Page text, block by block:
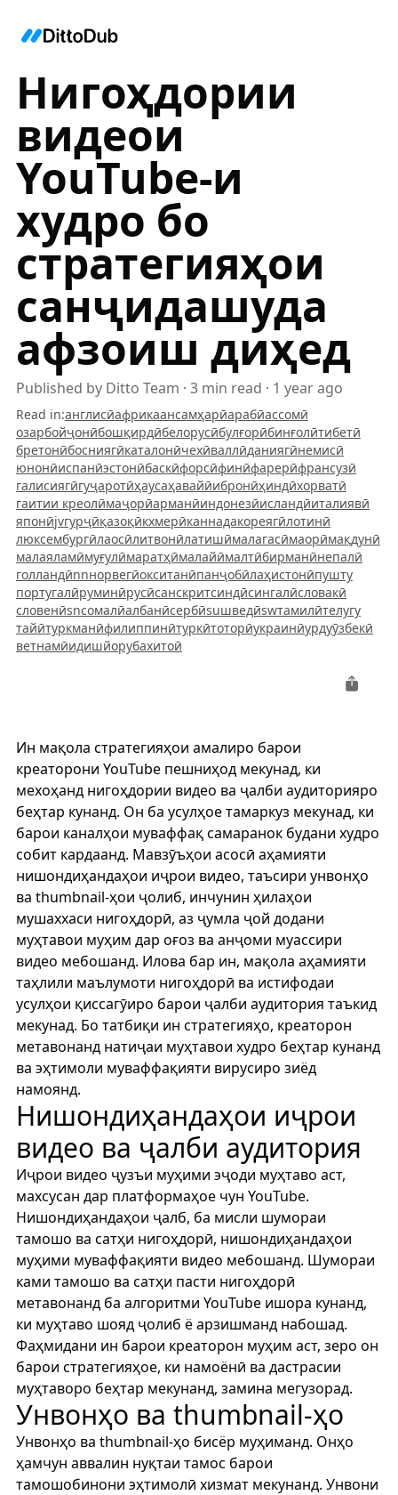
Нигоҳдории
видеои
YouTube-и
худро бо
стратегияҳои
санҷидашуда
афзоиш диҳед
Published by Ditto Team · 3 min read · 1 year ago
Read in:англисӣафрикаансамҳарӣарабӣассомӣ
озарбойҷонӣбошқирдӣбелорусӣбулғорӣбинғолӣтибетӣ
бретонӣбосниягӣкаталонӣчехӣваллӣданиягӣнемисӣ
юнонӣиспанӣэстонӣбаскӣфорсӣфинӣфарерӣфрансузӣ
галисиягӣгуҷаротӣҳаусаҳавайӣибронӣҳиндӣхорватӣ
гаитии креолӣмаҷорӣарманӣиндонезӣисландӣиталиявӣ
японӣjvгурҷӣқазоқӣкхмерӣканнадакореягӣлотинӣ
люксембургӣлаосӣлитвонӣлатишӣмалагасӣмаорӣмақдунӣ
малаяламӣмуғулӣмаратҳӣмалайӣмалтӣбирманӣнепалӣ
голландӣnnнорвегӣокситанӣпанҷобӣлаҳистонӣпушту
португалӣруминӣрусӣсанскритсиндӣсингалӣсловакӣ
словенӣsnсомалӣалбанӣсербӣsuшведӣswтамилӣтелугу
тайӣтуркманӣфилиппинӣтуркӣтоторӣукраинӣурдуӯзбекӣ
ветнамӣидишйорубахитоӣ
Ин мақола стратегияҳои амалиро барои
креаторони YouTube пешниҳод мекунад, ки
мехоҳанд нигоҳдории видео ва ҷалби аудиторияро
беҳтар кунанд. Он ба усулҳое тамаркуз мекунад, ки
барои каналҳои муваффақ самаранок будани худро
собит кардаанд. Мавзӯъҳои асосӣ аҳамияти
нишондиҳандаҳои иҷрои видео, таъсири унвонҳо
ва thumbnail-ҳои ҷолиб, инчунин ҳилаҳои
мушаххаси нигоҳдорӣ, аз ҷумла ҷой додани
муҳтавои муҳим дар оғоз ва анҷоми муассири
видео мебошанд. Илова бар ин, мақола аҳамияти
таҳлили маълумоти нигоҳдорӣ ва истифодаи
усулҳои қиссагӯиро барои ҷалби аудитория таъкид
мекунад. Бо татбиқи ин стратегияҳо, креаторон
метавонанд натиҷаи муҳтавои худро беҳтар кунанд
ва эҳтимоли муваффақияти вирусиро зиёд
намоянд.
Нишондиҳандаҳои иҷрои
видео ва ҷалби аудитория
Иҷрои видео ҷузъи муҳими эҷоди муҳтаво аст,
махсусан дар платформаҳое чун YouTube.
Нишондиҳандаҳои ҷалб, ба мисли шумораи
тамошо ва сатҳи нигоҳдорӣ, нишондиҳандаҳои
муҳими муваффақияти видео мебошанд. Шумораи
ками тамошо ва сатҳи пасти нигоҳдорӣ
метавонанд ба алгоритми YouTube ишора кунанд,
ки муҳтаво шояд ҷолиб ё арзишманд набошад.
Фаҳмидани ин барои креаторон муҳим аст, зеро он
барои стратегияҳое, ки намоёнӣ ва дастрасии
муҳтаворо беҳтар мекунанд, замина мегузорад.
Унвонҳо ва thumbnail-ҳо
Унвонҳо ва thumbnail-ҳо бисёр муҳиманд. Онҳо
ҳамчун аввалин нуқтаи тамос барои
тамошобинони эҳтимолӣ хизмат мекунанд. Унвони